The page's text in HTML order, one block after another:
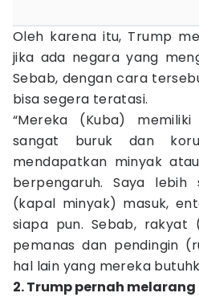
Oleh karena itu, Trump
jika ada negara yang
Sebab, dengan cara
bisa segera teratasi.
“Mereka (Kuba)
sangat buruk dan
mendapatkan minyak
berpengaruh. Saya lebih
(kapal minyak) masuk,
siapa pun. Sebab, rakyat
pemanas dan pendingin
hal lain yang mereka
2. Trump pernah